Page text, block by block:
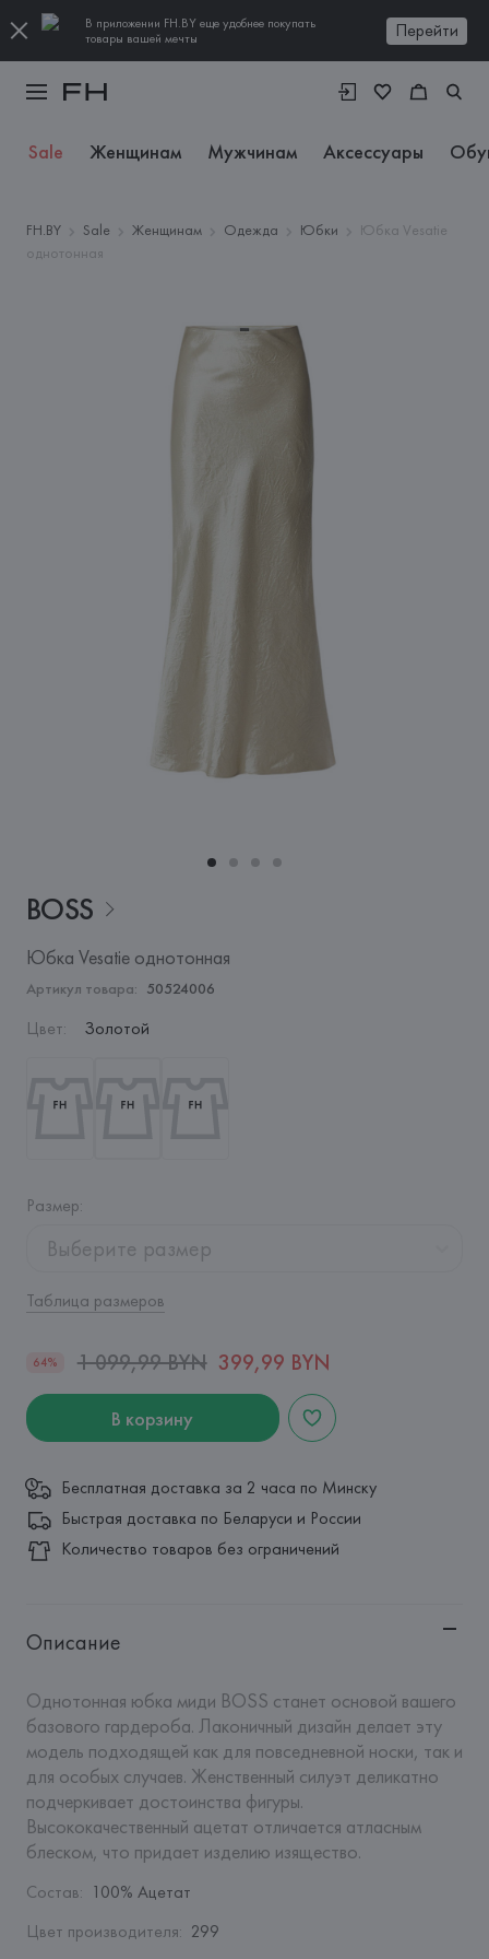
В приложении FH.BY еще удобнее покупать
товары вашей мечты
Перейти
Sale Женщинам Мужчинам Аксессуары
FH.BY Sale Женщинам Одежда Юбки
Юбка Vesatie
однотонная
BOSS
Юбка Vesatie однотонная
Артикул товара: 50524006
Цвет: Золотой
Размер:
Выберите размер
Таблица размеров
64% 1 099,99 BYN 399,99 BYN
В корзину
Бесплатная доставка за 2 часа по Минску
Быстрая доставка по Беларуси и России
Количество товаров без ограничений
Описание
Однотонная юбка миди BOSS станет основой вашего
базового гардероба. Лаконичный дизайн делает эту
модель подходящей как для повседневной носки, так и
для особых случаев. Женственный силуэт деликатно
подчеркивает достоинства фигуры.
Высококачественный ацетат отличается атласным
блеском, что придает изделию изящество.
Состав: 100% Ацетат
Цвет производителя: 299